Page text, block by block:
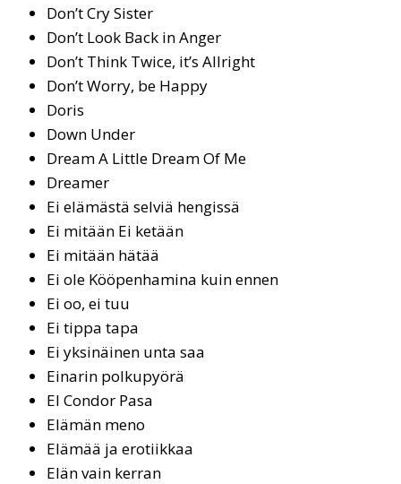
Don’t Cry Sis­ter
Don’t Look Back in Anger
Don’t Think Twi­ce, it’s All­right
Don’t Wor­ry, be Hap­py
Do­ris
Down Under
Dream A Litt­le Dream Of Me
Drea­mer
Ei elä­mäs­tä sel­viä hen­gis­sä
Ei mitään Ei ketään
Ei mi­tään hä­tää
Ei ole Kööpenhamina kuin ennen
Ei oo, ei tuu
Ei tip­pa ta­pa
Ei yksinäinen unta saa
Ei­na­rin pol­ku­pyö­rä
El Con­dor Pa­sa
Elämän meno
Elä­mää ja ero­tiik­kaa
Elän vain ker­ran